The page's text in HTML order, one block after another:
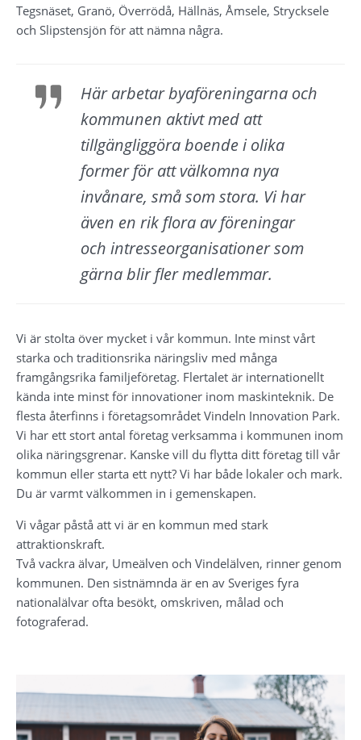
Tegsnäset, Granö, Överrödå, Hällnäs, Åmsele, Strycksele
och Slipstensjön för att nämna några.
Här arbetar byaföreningarna och
kommunen aktivt med att
tillgängliggöra boende i olika
former för att välkomna nya
invånare, små som stora. Vi har
även en rik flora av föreningar
och intresseorganisationer som
gärna blir fler medlemmar.
Vi är stolta över mycket i vår kommun. Inte minst vårt
starka och traditionsrika näringsliv med många
framgångsrika familjeföretag. Flertalet är internationellt
kända inte minst för innovationer inom maskinteknik. De
flesta återfinns i företagsområdet Vindeln Innovation Park.
Vi har ett stort antal företag verksamma i kommunen inom
olika näringsgrenar. Kanske vill du flytta ditt företag till vår
kommun eller starta ett nytt? Vi har både lokaler och mark.
Du är varmt välkommen in i gemenskapen.
Vi vågar påstå att vi är en kommun med stark
attraktionskraft.
Två vackra älvar, Umeälven och Vindelälven, rinner genom
kommunen. Den sistnämnda är en av Sveriges fyra
nationalälvar ofta besökt, omskriven, målad och
fotograferad.